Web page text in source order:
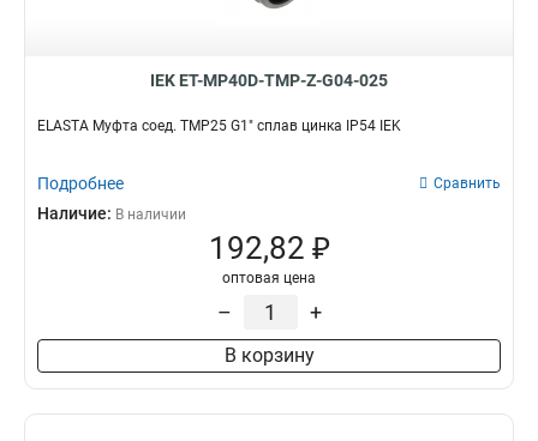
IEK ET-MP40D-TMP-Z-G04-025
ELASTA Муфта соед. TMP25 G1" сплав цинка IP54 IEK
Подробнее Сравнить
Наличие: В наличии
192,82 ₽
оптовая цена
– +
В корзину